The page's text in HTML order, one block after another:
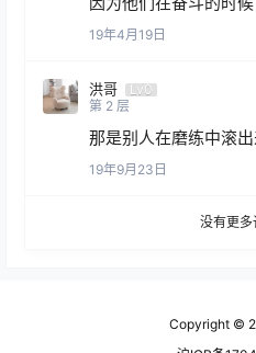
19年4月19日
洪哥
Lv0
第 2 层
那是别人在磨练中滚
19年9月23日
没有更多
Copyright ©